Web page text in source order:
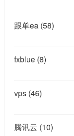
跟单ea (58)
fxblue (8)
vps (46)
腾讯云 (10)